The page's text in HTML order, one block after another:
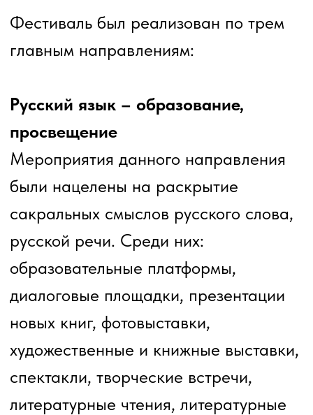
художественные и книжные выставки,
спектакли, творческие встречи,
литературные чтения, литературные
Русский язык – язык
межнационального общения
По этому направлению состоялись
культурные события, направленные
на социокультурную адаптацию
иностранных граждан, мигрантов,
проживающих на территории
Кузбасса, через знакомство с русской
культурой, русскими традициями,
русским языком. Среди мероприятий:
национальных культур, этно-выставки,
этно-концерты, творческие встречи и
Русский язык – язык искусства